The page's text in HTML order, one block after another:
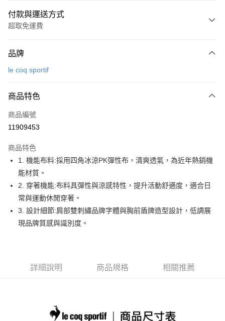
付款與運送方式
超取免運費
信用卡一次付款
LINE Pay
Apple Pay
悠遊付
大哥付你分期
相關說明
【大哥付你分期使用說明】
1.本服務由台灣大哥大提供，台灣大哥大用戶可立即使用無須另外申請。
2.付款方式選擇「大哥付你分期」，訂單成立後會自動跳轉到大哥付的交易
流程，驗證手機門號後，選擇欲分期的期數、繳款截止日，確認付款後即完
法說明評估內容。
帳／街口支付／iPASS MONEY」等通路繳費。
AFTEE先享後付
相關說明
【關於「AFTEE先享後付」】
２．便利：只要手機號碼，簡訊認證，即可結帳。
３．安心：先確認商品／服務後，再付款。
結帳頁面，進行簡訊認證並確認金額後，即可完成結帳。
２．訂單成立數日內，您將收到繳費通知簡訊。
付款後全家取貨
品牌
le coq sportif
商品特色
商品編號
11909453
商品特色
1. 機能布料:採用四角冰涼PK彈性布，清爽透氣，為近年熱銷機
能材質。
2. 穿著機能:布料具彈性與涼感特性，提升活動舒適度，適合日
常與運動休閒穿著。
3. 設計細節:肩部雙刺繡品牌字體與胸前盾牌造型設計，低調展
現品牌質感與識別度。
詳細說明 商品規格 相關推薦